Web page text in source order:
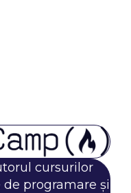
cursurilor
programare și